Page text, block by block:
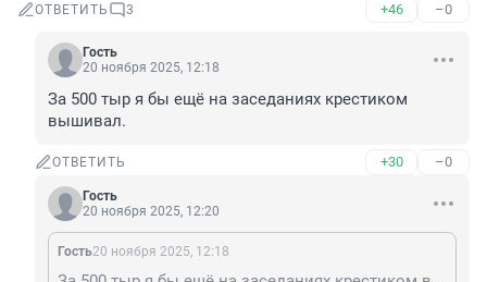
ОТВЕТИТЬ 3 +46 –0
Гость
20 ноября 2025, 12:18
За 500 тыр я бы ещё на заседаниях крестиком
вышивал.
ОТВЕТИТЬ +30 –0
Гость
20 ноября 2025, 12:20
Гость20 ноября 2025, 12:18